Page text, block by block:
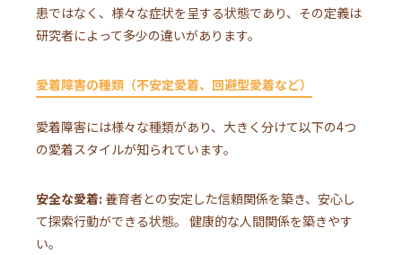
患ではなく、様々な症状を呈する状態であり、その定義は
研究者によって多少の違いがあります。
愛着障害の種類（不安定愛着、回避型愛着など）
愛着障害には様々な種類があり、大きく分けて以下の4つ
の愛着スタイルが知られています。
安全な愛着: 養育者との安定した信頼関係を築き、安心し
て探索行動ができる状態。 健康的な人間関係を築きやす
い。